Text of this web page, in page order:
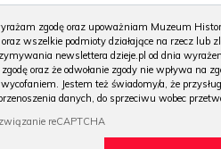
zgodę oraz upoważniam Muzeum
wszelkie podmioty działające na rzecz lub
newslettera dzieje.pl od dnia
zgodę oraz że odwołanie zgody nie wpływa na
Jestem też świadomy/a, że
danych, do sprzeciwu wobec